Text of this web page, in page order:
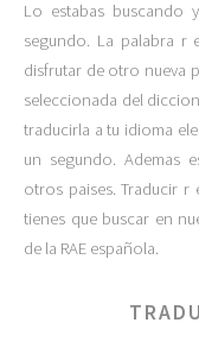
Lo estabas
segundo. La palabra r
disfrutar de otro nueva
seleccionada del
traducirla a tu idioma
un segundo. Ademas
otros paises. Traducir r
tienes que buscar en
de la RAE española.